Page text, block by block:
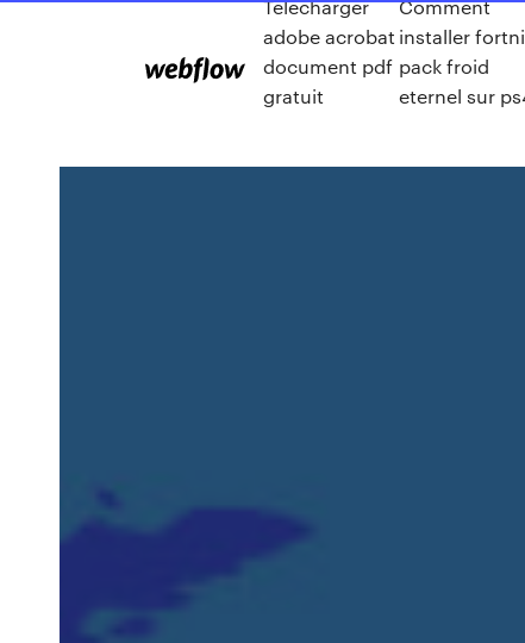
Telecharger
adobe acrobat
document pdf
gratuit
Comment
installer
pack froid
eternel sur